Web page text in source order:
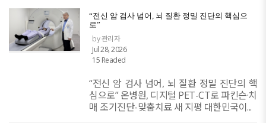
“전신 암 검사 넘어, 뇌 질환 정밀 진단의 핵심으
로”
by 관리자
Jul 28, 2026
15 Readed
“전신 암 검사 넘어, 뇌 질환 정밀 진단의 핵
심으로” 온병원, 디지털 PET-CT로 파킨슨·치
매 조기진단-맞춤치료 새 지평 대한민국이...